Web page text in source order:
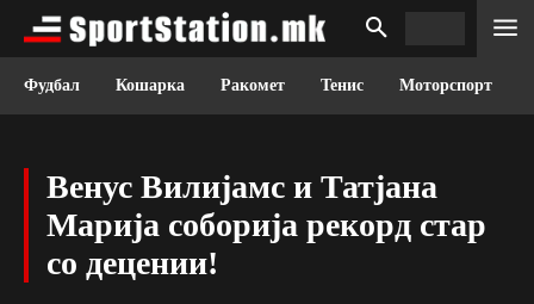
Фудбал Кошарка Ракомет Тенис Моторспорт
Венус Вилијамс и Татјана
Марија соборија рекорд стар
со децении!